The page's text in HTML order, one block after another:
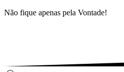
Não fique apenas pela Vontade!